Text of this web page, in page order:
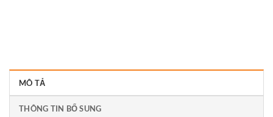
MÔ TẢ
THÔNG TIN BỔ SUNG